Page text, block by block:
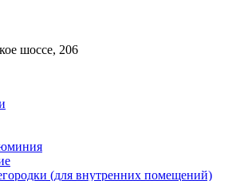
шоссе, 206
(для внутренних помещений)